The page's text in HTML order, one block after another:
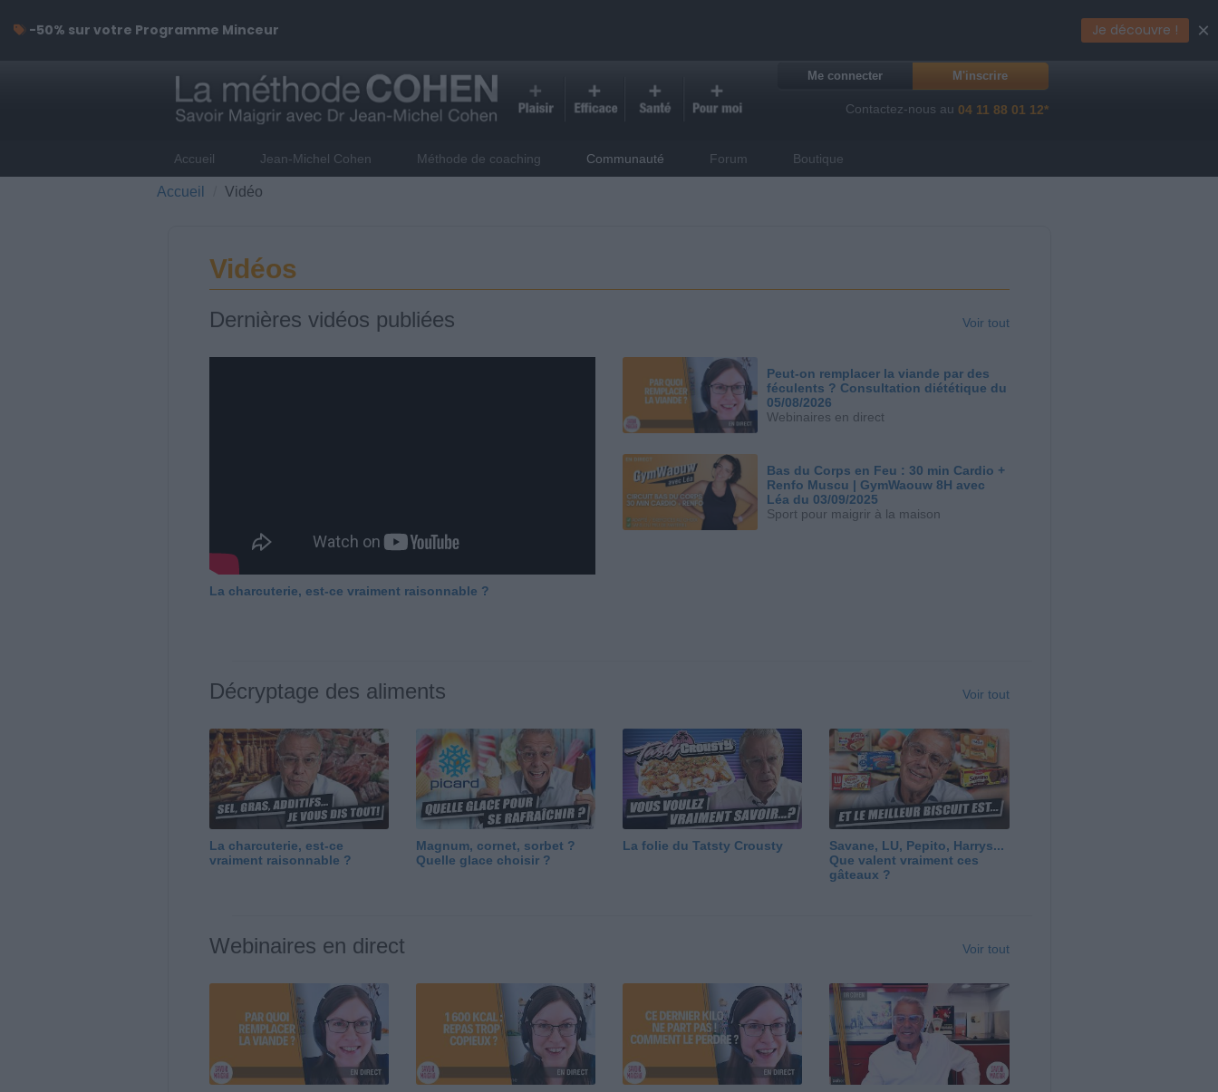
Me connecter M'inscrire
Contactez-nous au 04 11 88 01 12*
Accueil Jean-Michel Cohen Méthode de coaching Communauté Forum Boutique
Accueil Vidéo
Vidéos
Dernières vidéos publiées Voir tout
La charcuterie, est-ce vraiment raisonnable ?
Peut-on remplacer la viande par des
féculents ? Consultation diététique du
05/08/2026
Webinaires en direct
Bas du Corps en Feu : 30 min Cardio +
Renfo Muscu | GymWaouw 8H avec
Léa du 03/09/2025
Sport pour maigrir à la maison
Décryptage des aliments Voir tout
La charcuterie, est-ce
vraiment raisonnable ?
Magnum, cornet, sorbet ?
Quelle glace choisir ?
La folie du Tatsty Crousty
Savane, LU, Pepito, Harrys...
Que valent vraiment ces
gâteaux ?
Webinaires en direct Voir tout
-50% sur votre Programme Minceur Je découvre ! ×